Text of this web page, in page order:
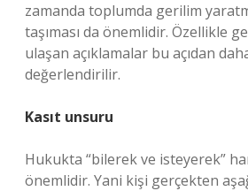
zamanda toplumda gerilim
taşıması da önemlidir. Özellikle
ulaşan açıklamalar bu açıdan
değerlendirilir.
Kasıt unsuru
Hukukta “bilerek ve isteyerek”
önemlidir. Yani kişi gerçekten